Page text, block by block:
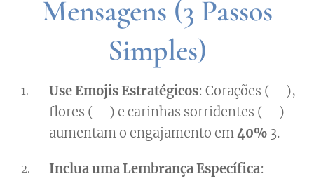
Mensagens (3 Passos
Simples)
Use Emojis Estratégicos: Corações (❤️),
flores (🌺) e carinhas sorridentes (😊)
aumentam o engajamento em40% 3.
Inclua uma Lembrança Específica: